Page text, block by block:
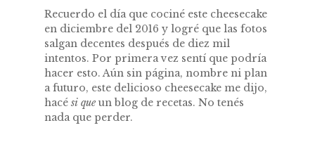
Recuerdo el día que cociné este cheesecake
en diciembre del 2016 y logré que las fotos
salgan decentes después de diez mil
intentos. Por primera vez sentí que podría
hacer esto. Aún sin página, nombre ni plan
a futuro, este delicioso cheesecake me dijo,
hacé si queun blog de recetas. No tenés
nada que perder.